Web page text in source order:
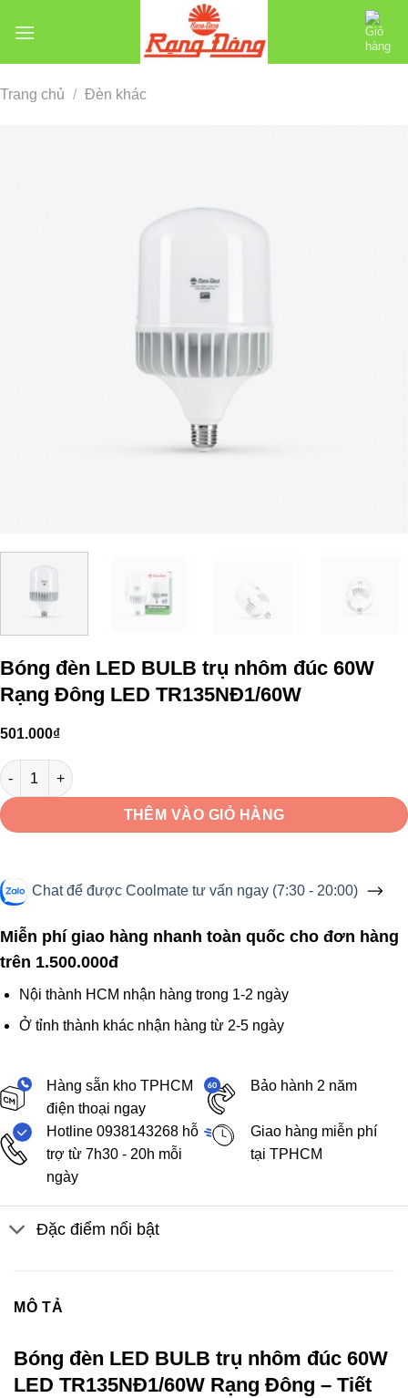
đến
Trang chủ / Đèn khác
Bóng đèn LED BULB trụ nhôm đúc 60W
Rạng Đông LED TR135NĐ1/60W
501.000₫
Bóng đèn LED BULB trụ nhôm đúc 60W Rạng Đông LED
THÊM VÀO GIỎ HÀNG
Chat để được Coolmate tư vấn ngay (7:30 - 20:00)
Miễn phí giao hàng nhanh toàn quốc cho đơn hàng
trên 1.500.000đ
Nội thành HCM nhận hàng trong 1-2 ngày
Ở tỉnh thành khác nhận hàng từ 2-5 ngày
Hàng sẵn kho TPHCM
điện thoại ngay
Bảo hành 2 năm
Hotline 0938143268 hỗ
trợ từ 7h30 - 20h mỗi
ngày
Giao hàng miễn phí
tại TPHCM
Đặc điểm nổi bật
MÔ TẢ
Bóng đèn LED BULB trụ nhôm đúc 60W
LED TR135NĐ1/60W Rạng Đông – Tiết